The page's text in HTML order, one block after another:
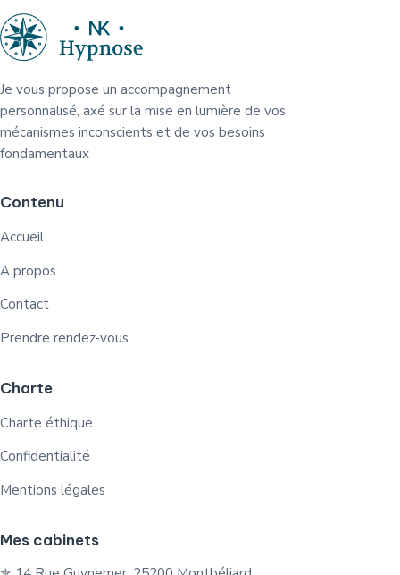
Je vous propose un accompagnement
personnalisé, axé sur la mise en lumière de vos
mécanismes inconscients et de vos besoins
fondamentaux
Contenu
Accueil
A propos
Contact
Prendre rendez-vous
Charte
Charte éthique
Confidentialité
Mentions légales
Mes cabinets